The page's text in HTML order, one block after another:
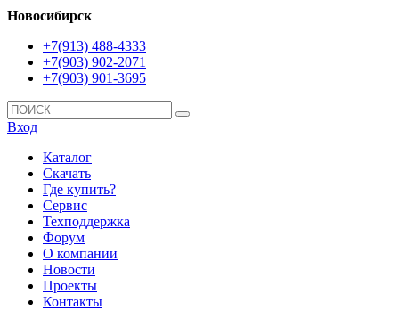
Новосибирск
+7(913) 488-4333
+7(903) 902-2071
+7(903) 901-3695
Вход
Каталог
Скачать
Где купить?
Сервис
Техподдержка
Форум
О компании
Новости
Проекты
Контакты